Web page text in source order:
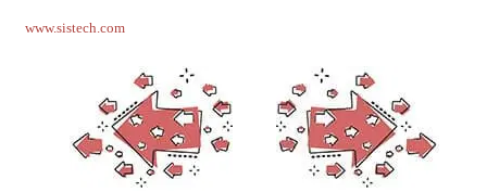
www.sistech.com